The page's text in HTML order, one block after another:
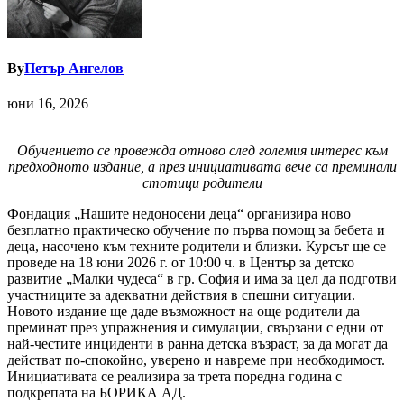
ByПетър Ангелов
юни 16, 2026
Обучението се провежда отново след големия интерес към
предходното издание, а през инициативата вече са преминали
стотици родители
Фондация „Нашите недоносени деца“ организира ново
безплатно практическо обучение по първа помощ за бебета и
деца, насочено към техните родители и близки. Курсът ще се
проведе на 18 юни 2026 г. от 10:00 ч. в Център за детско
развитие „Малки чудеса“ в гр. София и има за цел да подготви
участниците за адекватни действия в спешни ситуации.
Новото издание ще даде възможност на още родители да
преминат през упражнения и симулации, свързани с едни от
най-честите инциденти в ранна детска възраст, за да могат да
действат по-спокойно, уверено и навреме при необходимост.
Инициативата се реализира за трета поредна година с
подкрепата на БОРИКА АД.